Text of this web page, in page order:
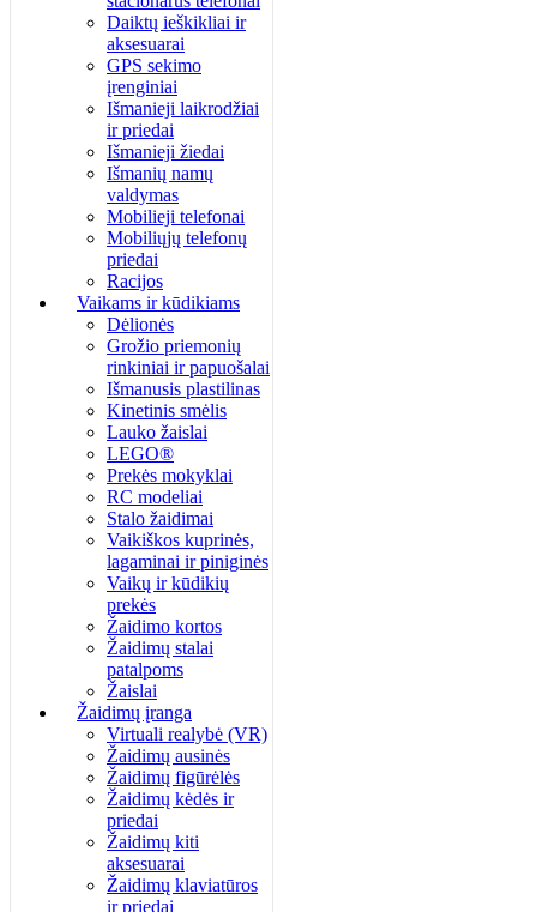
Daiktų ieškikliai ir
aksesuarai
GPS sekimo
įrenginiai
Išmanieji laikrodžiai
ir priedai
Išmanieji žiedai
Išmanių namų
valdymas
Mobilieji telefonai
Mobiliųjų telefonų
priedai
Racijos
Vaikams ir kūdikiams
Dėlionės
Grožio priemonių
rinkiniai ir papuošalai
Išmanusis plastilinas
Kinetinis smėlis
Lauko žaislai
LEGO®
Prekės mokyklai
RC modeliai
Stalo žaidimai
Vaikiškos kuprinės,
lagaminai ir piniginės
Vaikų ir kūdikių
prekės
Žaidimo kortos
Žaidimų stalai
patalpoms
Žaislai
Žaidimų įranga
Virtuali realybė (VR)
Žaidimų ausinės
Žaidimų figūrėlės
Žaidimų kėdės ir
priedai
Žaidimų kiti
aksesuarai
Žaidimų klaviatūros
ir priedai